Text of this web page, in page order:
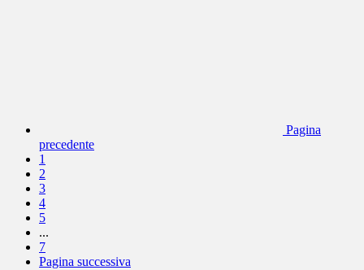
Pagina
precedente
1
2
3
4
5
...
7
Pagina successiva